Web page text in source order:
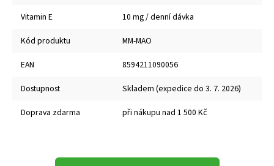
Vitamin E 10 mg / denní dávka
Kód produktu MM-MAO
EAN 8594211090056
Dostupnost Skladem (expedice do 3. 7. 2026)
Doprava zdarma při nákupu nad 1 500 Kč